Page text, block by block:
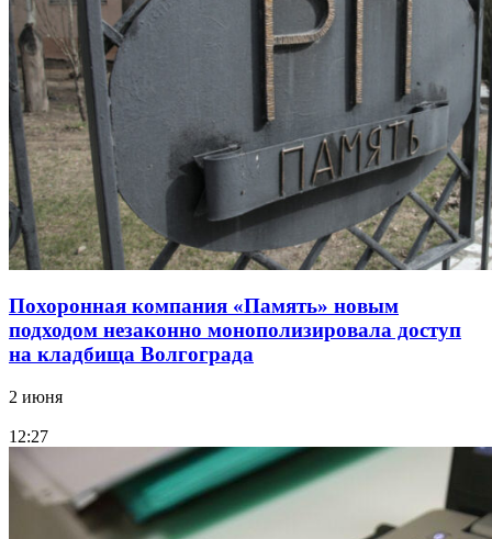
Похоронная компания «Память» новым
подходом незаконно монополизировала доступ
на кладбища Волгограда
2 июня
12:27